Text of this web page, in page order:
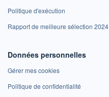
Politique d'exécution
Rapport de meilleure sélection 2024
Données personnelles
Gérer mes cookies
Politique de confidentialité